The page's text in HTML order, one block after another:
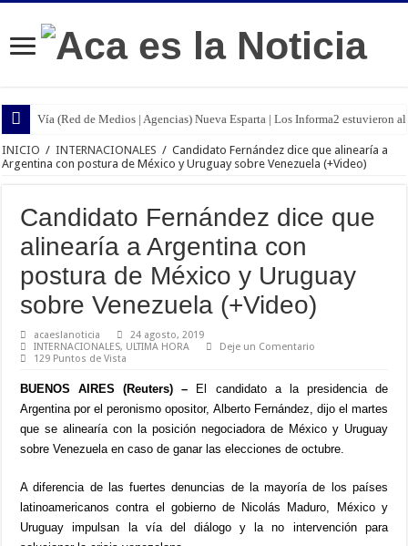
Vía (Red de Medios | Agencias) Nueva Esparta | Los Informa2
INICIO / INTERNACIONALES / Candidato Fernández dice que alinearía a
Argentina con postura de México y Uruguay sobre Venezuela (+Video)
Candidato Fernández dice que
alinearía a Argentina con
postura de México y Uruguay
sobre Venezuela (+Video)
acaeslanoticia
24 agosto, 2019
INTERNACIONALES, ULTIMA HORA
Deje un Comentario
129 Puntos de Vista
BUENOS AIRES (Reuters) –
El candidato a la presidencia de
Argentina por el peronismo opositor, Alberto Fernández, dijo el martes
que se alinearía con la posición negociadora de México y Uruguay
sobre Venezuela en caso de ganar las elecciones de octubre.
A diferencia de las fuertes denuncias de la mayoría de los países
latinoamericanos contra el gobierno de Nicolás Maduro, México y
Uruguay impulsan la vía del diálogo y la no intervención para